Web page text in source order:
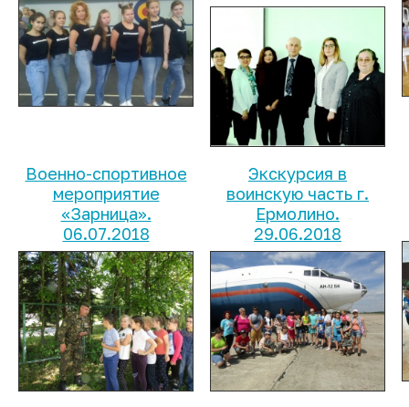
Военно-спортивное
мероприятие
«Зарница».
06.07.2018
Экскурсия в
воинскую часть г.
Ермолино.
29.06.2018